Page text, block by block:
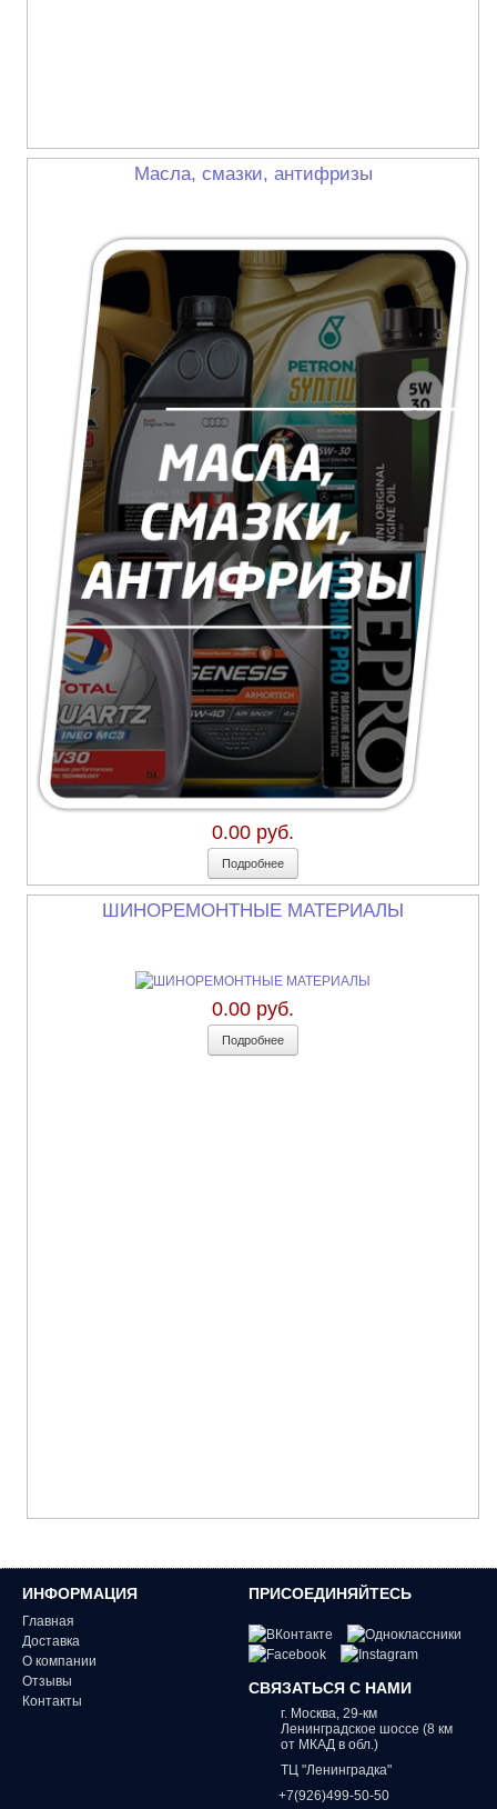
Масла, смазки, антифризы
0.00 руб.
Подробнее
ШИНОРЕМОНТНЫЕ МАТЕРИАЛЫ
0.00 руб.
Подробнее
ИНФОРМАЦИЯ
Главная
Доставка
О компании
Отзывы
Контакты
ПРИСОЕДИНЯЙТЕСЬ
СВЯЗАТЬСЯ С НАМИ
г. Москва, 29-км
Ленинградское шоссе (8 км
от МКАД в обл.)
ТЦ "Ленинградка"
+7(926)499-50-50